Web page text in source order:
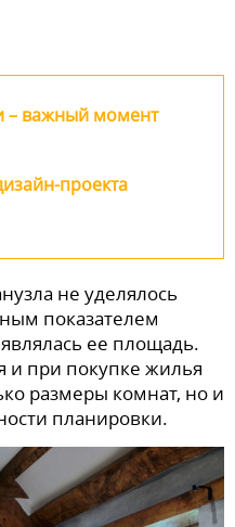
– важный момент
проекта
не уделялось
показателем
ее площадь.
и при покупке жилья
размеры комнат, но и
планировки.